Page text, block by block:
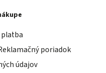
platba
poriadok
údajov